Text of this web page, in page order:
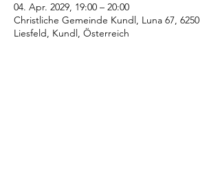
04. Apr. 2029, 19:00 – 20:00
Christliche Gemeinde Kundl, Luna 67, 6250
Liesfeld, Kundl, Österreich